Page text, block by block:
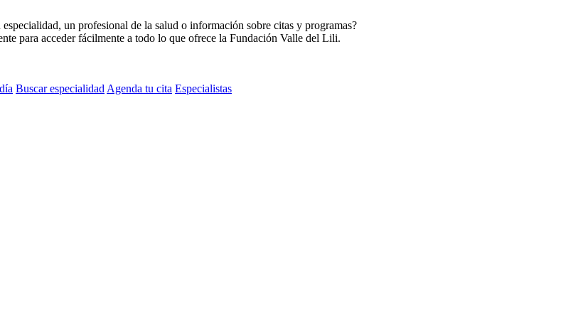
un profesional de la salud o información sobre citas y programas?
para acceder fácilmente a todo lo que ofrece la Fundación Valle del Lili.
Buscar especialidad Agenda tu cita Especialistas